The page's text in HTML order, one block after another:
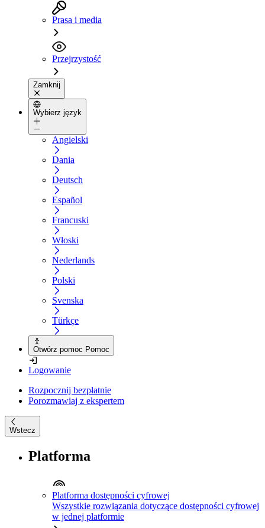
Prasa i media
Przejrzystość
Zamknij
Wybierz język
Angielski
Dania
Deutsch
Español
Francuski
Włoski
Nederlands
Polski
Svenska
Türkçe
Otwórz pomoc Pomoc
Logowanie
Rozpocznij bezpłatnie
Porozmawiaj z ekspertem
Wstecz
Platforma
Platforma dostępności cyfrowej
Wszystkie rozwiązania dotyczące dostępności cyfrowej
w jednej platformie